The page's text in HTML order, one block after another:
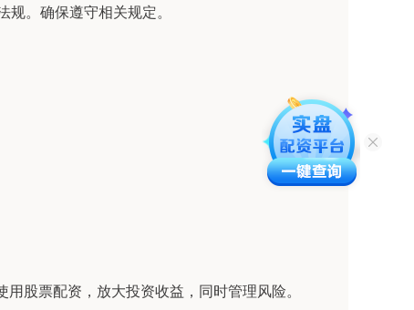
。确保遵守相关规定。
股票配资，放大投资收益，同时管理风险。